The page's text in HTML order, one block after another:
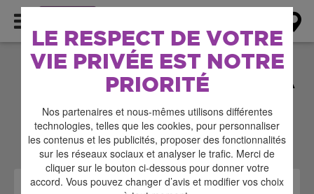
LE RESPECT DE VOTRE
VIE PRIVÉE EST NOTRE
PRIORITÉ
Nos partenaires et nous-mêmes utilisons différentes
technologies, telles que les cookies, pour personnaliser
les contenus et les publicités, proposer des fonctionnalités
sur les réseaux sociaux et analyser le trafic. Merci de
cliquer sur le bouton ci-dessous pour donner votre
accord. Vous pouvez changer d’avis et modifier vos choix
ÉVÉNEMENTS DANS LA
CATÉGORIE
RENCONTRES
RENCONTRES